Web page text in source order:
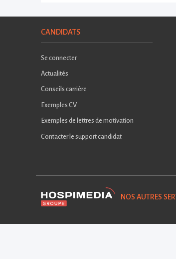
CANDIDATS
Se connecter
Actualités
Conseils carrière
Exemples CV
Exemples de lettres de motivation
Contacter le support candidat
NOS AUTRES